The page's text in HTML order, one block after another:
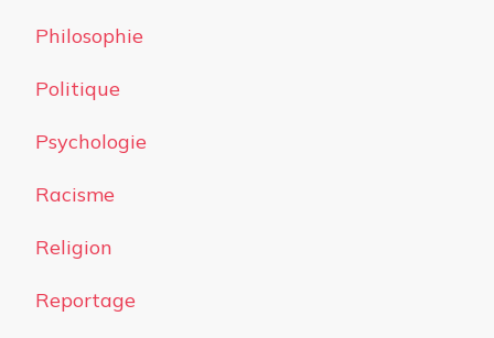
Philosophie
Politique
Psychologie
Racisme
Religion
Reportage